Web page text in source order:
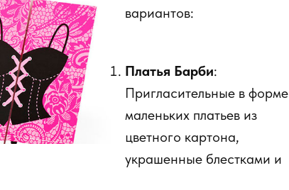
вариантов:
Платья Барби:
Пригласительные в форме
маленьких платьев из
цветного картона,
украшенные блестками и